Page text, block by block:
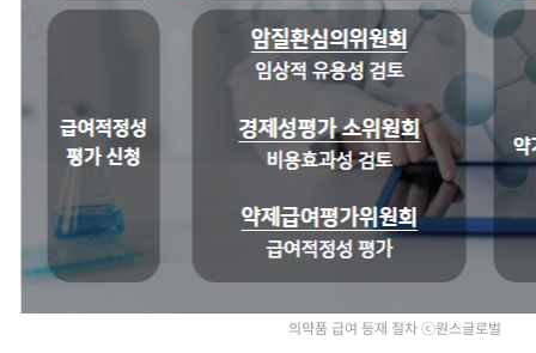
의약품 급여 등재 절차 ⓒ원스글로벌